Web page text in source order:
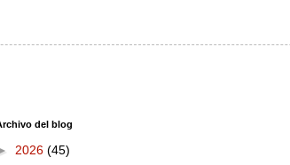
del blog
2026 (45)